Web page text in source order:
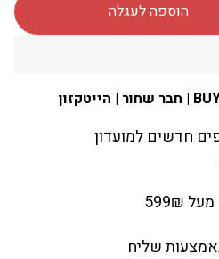
הוספה לעגלה
599₪
שליח